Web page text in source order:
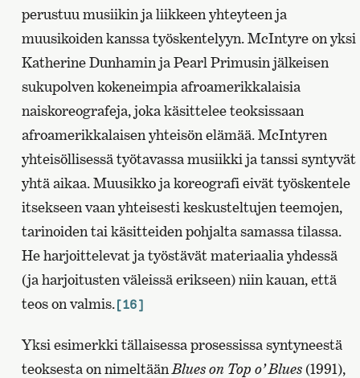
perustuu musiikin ja liikkeen yhteyteen ja
muusikoiden kanssa työskentelyyn. McIntyre on yksi
Katherine Dunhamin ja Pearl Primusin jälkeisen
sukupolven kokeneimpia afroamerikkalaisia
naiskoreografeja, joka käsittelee teoksissaan
afroamerikkalaisen yhteisön elämää. McIntyren
yhteisöllisessä työtavassa musiikki ja tanssi syntyvät
yhtä aikaa. Muusikko ja koreografi eivät työskentele
itsekseen vaan yhteisesti keskusteltujen teemojen,
tarinoiden tai käsitteiden pohjalta samassa tilassa.
He harjoittelevat ja työstävät materiaalia yhdessä
(ja harjoitusten väleissä erikseen) niin kauan, että
teos on valmis.[16]
Yksi esimerkki tällaisessa prosessissa syntyneestä
teoksesta on nimeltään Blues on Top o’ Blues(1991),